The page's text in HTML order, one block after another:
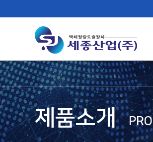
FIRST RANK OF LIQUID CONTROL
SAEJONG IND.
제품소개